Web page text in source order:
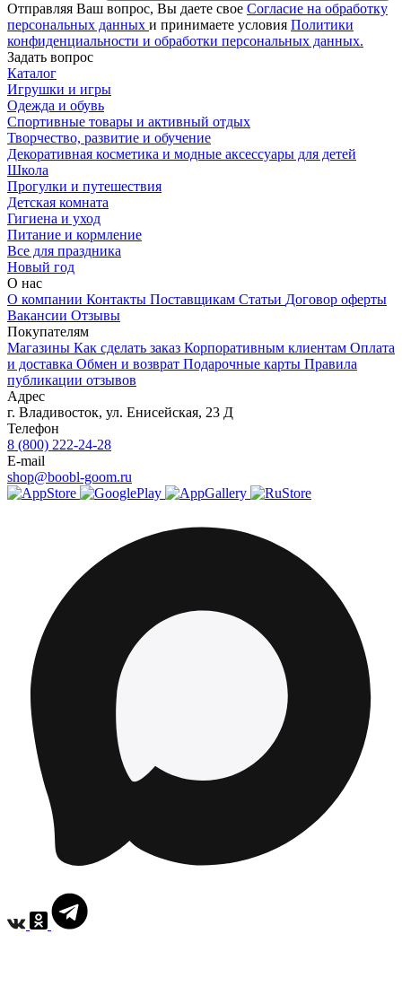
Отправляя Ваш вопрос, Вы даете свое Согласие на обработку
персональных данных и принимаете условия Политики
конфиденциальности и обработки персональных данных.
Задать вопрос
Каталог
Игрушки и игры
Одежда и обувь
Спортивные товары и активный отдых
Творчество, развитие и обучение
Декоративная косметика и модные аксессуары для детей
Школа
Прогулки и путешествия
Детская комната
Гигиена и уход
Питание и кормление
Все для праздника
Новый год
О нас
О компании Контакты Поставщикам Статьи Договор оферты
Вакансии Отзывы
Покупателям
Магазины Как сделать заказ Корпоративным клиентам Оплата
и доставка Обмен и возврат Подарочные карты Правила
публикации отзывов
Адрес
г. Владивосток, ул. Енисейская, 23 Д
Телефон
8 (800) 222-24-28
E-mail
shop@boobl-goom.ru